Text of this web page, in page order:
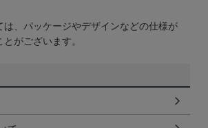
は、パッケージやデザインなどの仕様が
がございます。